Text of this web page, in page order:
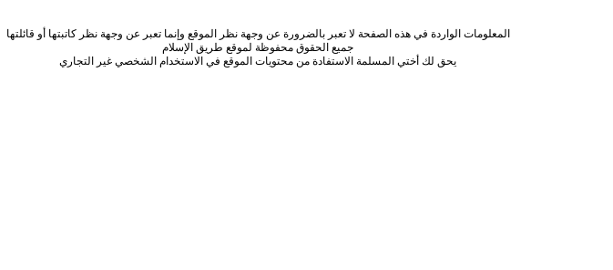
المعلومات الواردة في هذه الصفحة لا تعبر بالضرورة عن وجهة نظر الموقع وإنما تعبر عن وجهة نظر كاتبتها أو قائلتها
جميع الحقوق محفوظة لموقع طريق الإسلام
يحق لك أختي المسلمة الاستفادة من محتويات الموقع في الاستخدام الشخصي غير التجاري